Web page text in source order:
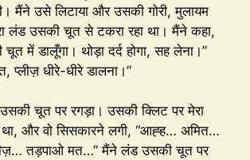
मैंने उसे लिटाया और उसकी गोरी, मुलायम
लंड उसकी चूत से टकरा रहा था। मैंने कहा,
चूत में डालूँगा। थोड़ा दर्द होगा, सह लेना।”
प्लीज़ धीरे-धीरे डालना।”
चूत पर रगड़ा। उसकी क्लिट पर मेरा
था, और वो सिसकारने लगी, “आह्ह… अमित…
तड़पाओ मत…” मैंने लंड उसकी चूत पर